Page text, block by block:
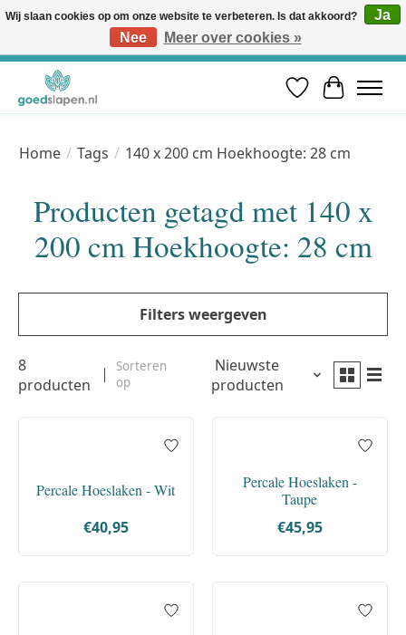
Vóór 12u besteld, volgende werkdag in huis* | Gratis verzending vanaf €50 | Professioneel slaapadvies
Verlanglijst
Home / Tags / 140 x 200 cm Hoekhoogte: 28 cm
Producten getagd met 140 x
200 cm Hoekhoogte: 28 cm
Filters weergeven
8
producten
Sorteren
op
Nieuwste
producten
Percale Hoeslaken - Wit
€40,95
Percale Hoeslaken -
Taupe
€45,95
Wij slaan cookies op om onze website te verbeteren. Is dat akkoord?
Ja
Nee
Meer over cookies »